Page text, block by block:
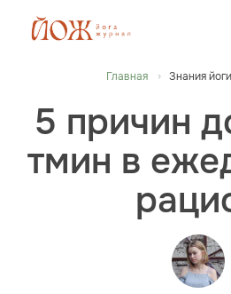
Главная Знания йоги
5 причин
тмин в